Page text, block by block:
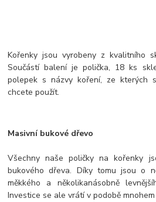
Kořenky jsou vyrobeny z kvalitního
Součástí balení je polička, 18 ks
polepek s názvy koření, ze kterých
chcete použít.
Masivní bukové dřevo
Všechny naše poličky na kořenky
bukového dřeva. Díky tomu jsou o
měkkého a několikanásobně
Investice se ale vrátí v podobě